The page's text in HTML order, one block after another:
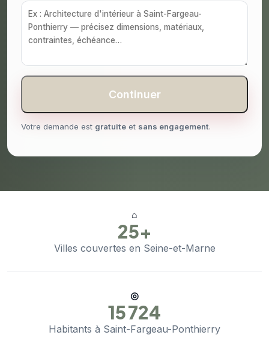
Continuer
Votre demande est gratuite et sans engagement.
⌂
25+
Villes couvertes en Seine-et-Marne
◎
15 724
Habitants à Saint-Fargeau-Ponthierry